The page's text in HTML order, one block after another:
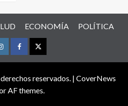
ECONOMÍA POLÍTICA
InstagramFacebookTwitter
reservados. | CoverNews
AF themes.